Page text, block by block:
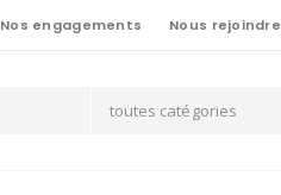
Nos engagements Nous rejoindre
toutes catégories